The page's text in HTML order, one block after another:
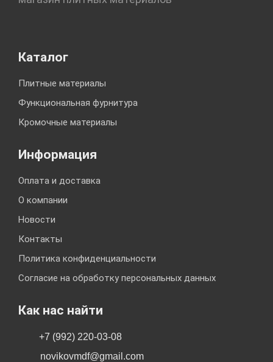
Каталог
Плитные материалы
Функциональная фурнитура
Кромочные материалы
Информация
Оплата и доставка
О компании
Новости
Контакты
Политика конфиденциальности
Согласие на обработку персональных данных
Как нас найти
+7 (992) 220-03-08
novikovmdf@gmail.com